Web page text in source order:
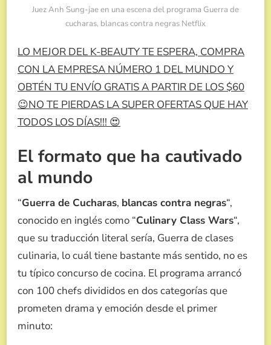
Juez Anh Sung-jae en una escena del programa Guerra de
cucharas, blancas contra negras Netflix
LO MEJOR DEL K-BEAUTY TE ESPERA, COMPRA
CON LA EMPRESA NÚMERO 1 DEL MUNDO Y
OBTÉN TU ENVÍO GRATIS A PARTIR DE LOS $60
😉NO TE PIERDAS LA SUPER OFERTAS QUE HAY
TODOS LOS DÍAS!!! 😍
El formato que ha cautivado
al mundo
“Guerra de Cucharas, blancas contra negras“,
conocido en inglés como “Culinary Class Wars“,
que su traducción literal sería, Guerra de clases
culinaria, lo cuál tiene bastante más sentido, no es
tu típico concurso de cocina. El programa arrancó
con 100 chefs divididos en dos categorías que
prometen drama y emoción desde el primer
minuto: